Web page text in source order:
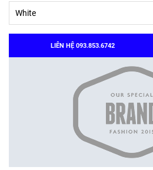
LIÊN HỆ 093.853.6742